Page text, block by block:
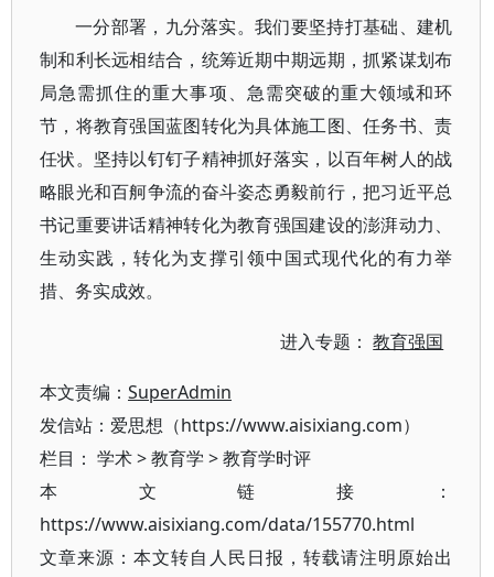
一分部署，九分落实。我们要坚持打基础、建机
制和利长远相结合，统筹近期中期远期，抓紧谋划布
局急需抓住的重大事项、急需突破的重大领域和环
节，将教育强国蓝图转化为具体施工图、任务书、责
任状。坚持以钉钉子精神抓好落实，以百年树人的战
略眼光和百舸争流的奋斗姿态勇毅前行，把习近平总
书记重要讲话精神转化为教育强国建设的澎湃动力、
生动实践，转化为支撑引领中国式现代化的有力举
措、务实成效。
进入专题：教育强国
本文责编： SuperAdmin
发信站：爱思想（https://www.aisixiang.com）
栏目： 学术>教育学 >教育学时评
本文链接：
https://www.aisixiang.com/data/155770.html
文章来源：本文转自人民日报，转载请注明原始出